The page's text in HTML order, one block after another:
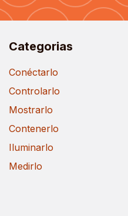
Categorias
Conéctarlo
Controlarlo
Mostrarlo
Contenerlo
Iluminarlo
Medirlo